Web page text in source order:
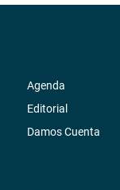
Agenda
Editorial
Damos Cuenta